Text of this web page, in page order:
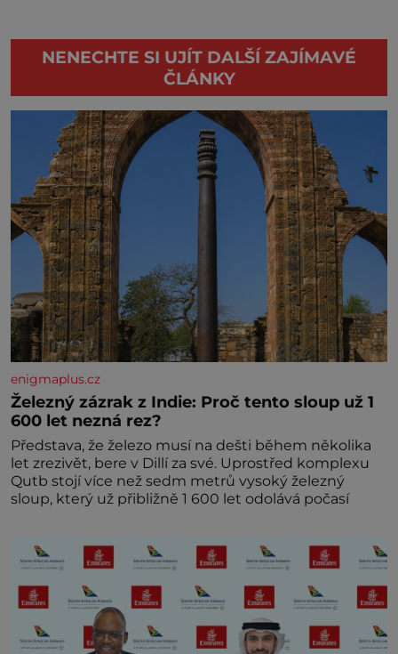
NENECHTE SI UJÍT DALŠÍ ZAJÍMAVÉ
ČLÁNKY
enigmaplus.cz
Železný zázrak z Indie: Proč tento sloup už 1
600 let nezná rez?
Představa, že železo musí na dešti během několika
let zrezivět, bere v Dillí za své. Uprostřed komplexu
Qutb stojí více než sedm metrů vysoký železný
sloup, který už přibližně 1 600 let odolává počasí